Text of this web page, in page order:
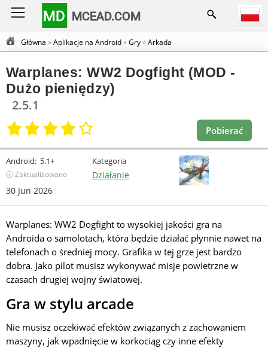
MD MCEAD.COM
Główna »Aplikacje na Android»Gry»Arkada
Warplanes: WW2 Dogfight (MOD -
Dużo pieniędzy)
2.5.1
Pobierać
Android: 5.1+
🕣 Zaktualizowano
30 Jun 2026
Kategoria
Działanie
Warplanes: WW2 Dogfight to wysokiej jakości gra na
Androida o samolotach, która będzie działać płynnie nawet na
telefonach o średniej mocy. Grafika w tej grze jest bardzo
dobra. Jako pilot musisz wykonywać misje powietrzne w
czasach drugiej wojny światowej.
Gra w stylu arcade
Nie musisz oczekiwać efektów związanych z zachowaniem
maszyny, jak wpadnięcie w korkociąg czy inne efekty